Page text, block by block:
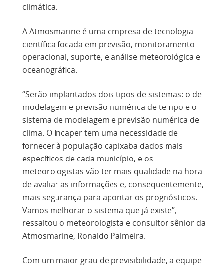
climática.
A Atmosmarine é uma empresa de tecnologia
científica focada em previsão, monitoramento
operacional, suporte, e análise meteorológica e
oceanográfica.
“Serão implantados dois tipos de sistemas: o de
modelagem e previsão numérica de tempo e o
sistema de modelagem e previsão numérica de
clima. O Incaper tem uma necessidade de
fornecer à população capixaba dados mais
específicos de cada município, e os
meteorologistas vão ter mais qualidade na hora
de avaliar as informações e, consequentemente,
mais segurança para apontar os prognósticos.
Vamos melhorar o sistema que já existe”,
ressaltou o meteorologista e consultor sênior da
Atmosmarine, Ronaldo Palmeira.
Com um maior grau de previsibilidade, a equipe